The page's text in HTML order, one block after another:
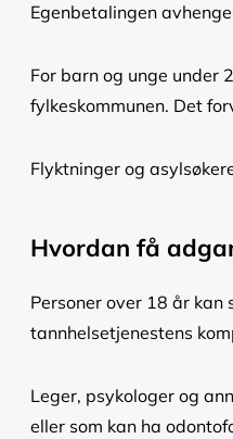
Egenbetalingen
For barn og unge under
fylkeskommunen. Det
Flyktninger og
Hvordan få
Personer over 18 år
tannhelsetjenestens
Leger, psykologer og
eller som kan ha